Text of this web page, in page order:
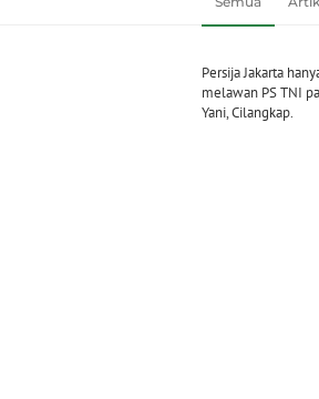
Persija Jakarta
melawan PS TNI
Yani, Cilangkap.